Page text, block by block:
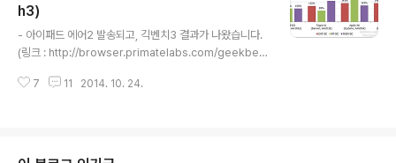
ardware/mobile/Apple+iPad+Air+2/review Ice
Storm Unlimited Graphic score : 31435 이 점수는
그대로 믿기 힘듭니다. 최대 결과가 아닐 가능성이 높습니
다. 아..
h3)
- 아이패드 에어2 발송되고, 긱벤치3 결과가 나왔습니다.
(링크 : http://browser.primatelabs.com/geekben
로 나옵니다. L2 캐시가 2MB로 A8의 두 배입니다. - 클
ch3/1079490 등 1. 정수 싱글코어 동클럭성능 비교해서
7 11 2014. 10. 24.